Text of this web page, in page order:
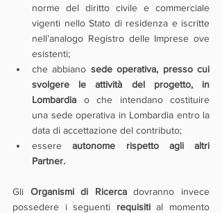
norme del diritto civile e commerciale
vigenti nello Stato di residenza e iscritte
nell’analogo Registro delle Imprese ove
esistenti;
che abbiano sede operativa, presso cui
svolgere le attività del progetto, in
Lombardia o che intendano costituire
una sede operativa in Lombardia entro la
data di accettazione del contributo;
essere autonome rispetto agli altri
Partner.
Gli Organismi di Ricerca dovranno invece
possedere i seguenti requisiti al momento